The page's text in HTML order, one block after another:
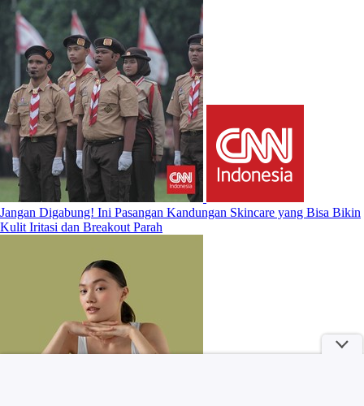
Jangan Digabung! Ini Pasangan Kandungan Skincare yang Bisa Bikin
Kulit Iritasi dan Breakout Parah